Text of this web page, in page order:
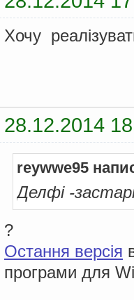
Хочу
28.12.2014
reywwe95
Делфі -
?
Остання версія
програми для